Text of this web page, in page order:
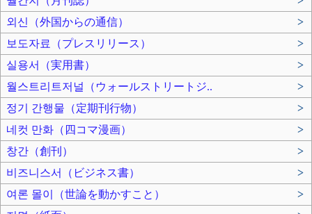
외신（外国からの通信）
>
보도자료（プレスリリース）
>
실용서（実用書）
>
월스트리트저널（ウォールストリートジ..
>
정기 간행물（定期刊行物）
>
네컷 만화（四コマ漫画）
>
창간（創刊）
>
비즈니스서（ビジネス書）
>
여론 몰이（世論を動かすこと）
>